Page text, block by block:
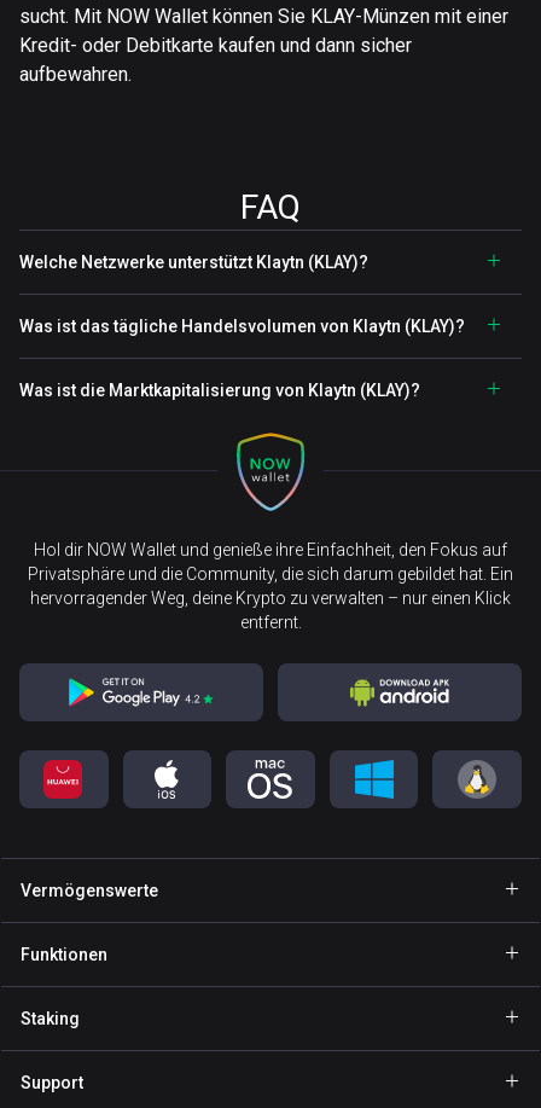
sucht. Mit NOW Wallet können Sie KLAY-Münzen mit einer
Kredit- oder Debitkarte kaufen und dann sicher
aufbewahren.
FAQ
Welche Netzwerke unterstützt Klaytn (KLAY)?
Was ist das tägliche Handelsvolumen von Klaytn (KLAY)?
Was ist die Marktkapitalisierung von Klaytn (KLAY)?
Hol dir NOW Wallet und genieße ihre Einfachheit, den Fokus auf
Privatsphäre und die Community, die sich darum gebildet hat. Ein
hervorragender Weg, deine Krypto zu verwalten – nur einen Klick
entfernt.
Vermögenswerte
Wallet Binance Coin
Funktionen
Private Send
Staking
Support